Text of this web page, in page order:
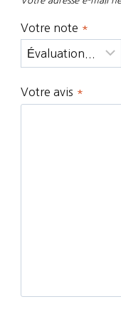
Votre note *
Votre avis *